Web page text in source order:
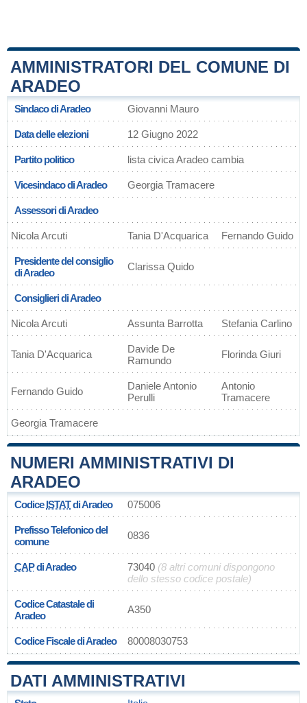
AMMINISTRATORI DEL COMUNE DI
ARADEO
Sindaco di Aradeo Giovanni Mauro
Data delle elezioni 12 Giugno 2022
Partito politico lista civica Aradeo cambia
Vicesindaco di Aradeo Georgia Tramacere
Assessori di Aradeo
Nicola Arcuti Tania D'Acquarica Fernando Guido
Presidente del consiglio
di Aradeo
Clarissa Quido
Consiglieri di Aradeo
Nicola Arcuti Assunta Barrotta Stefania Carlino
Tania D'Acquarica
Davide De
Ramundo
Florinda Giuri
Fernando Guido
Daniele Antonio
Perulli
Antonio
Tramacere
Georgia Tramacere
NUMERI AMMINISTRATIVI DI
ARADEO
CodiceISTATdi Aradeo 075006
Prefisso Telefonico del
comune
0836
CAPdi Aradeo 73040 (8 altri comuni dispongono
dello stesso codice postale)
Codice Catastale di
Aradeo
A350
Codice Fiscale di Aradeo 80008030753
DATI AMMINISTRATIVI